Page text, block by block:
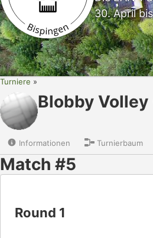
30. April
Turniere
Blobby Volley
Informationen Turnierbaum
Match #5
Round 1